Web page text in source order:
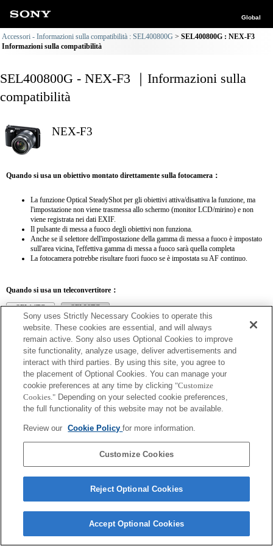
Global
Accessori - Informazioni sulla compatibilità : SEL400800G
SEL400800G : NEX-F3
Informazioni sulla compatibilità
SEL400800G - NEX-F3 ｜Informazioni sulla
compatibilità
NEX-F3
Quando si usa un obiettivo montato direttamente sulla fotocamera：
La funzione Optical SteadyShot per gli obiettivi attiva/disattiva la funzione, ma
l'impostazione non viene trasmessa allo schermo (monitor LCD/mirino) e non
viene registrata nei dati EXIF.
Il pulsante di messa a fuoco degli obiettivi non funziona.
Anche se il selettore dell'impostazione della gamma di messa a fuoco è impostato
sull'area vicina, l'effettiva gamma di messa a fuoco sarà quella completa
La fotocamera potrebbe risultare fuori fuoco se è impostata su AF continuo.
Quando si usa un teleconvertitore：
SEL14TC SEL20TC
SEL14TC
La fotocamera potrebbe risultare fuori fuoco se è impostata su AF continuo.
La lunghezza focale e l'apertura massima per il nome Exif dell'obiettivo saranno
espressi usando fattori di ingrandimento. Tuttavia, i valori del diaframma moltiplicati
Terms of Use Contact Us
Sony uses Strictly Necessary Cookies to operate this
website. These cookies are essential, and will always
remain active. Sony also uses Optional Cookies to improve
site functionality, analyze usage, deliver advertisements and
interact with third parties. By using this site, you agree to
the placement of Optional Cookies. You can manage your
cookie preferences at any time by clicking "Customize
Cookies." Depending on your selected cookie preferences,
the full functionality of this website may not be available.
Review our Cookie Policyfor more information.
Customize Cookies
Reject Optional Cookies
Accept Optional Cookies